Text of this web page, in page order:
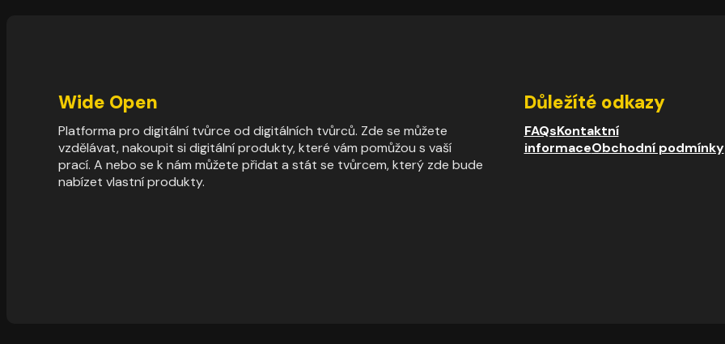
Wide Open
Platforma pro digitální tvůrce od digitálních tvůrců. Zde se můžete
vzdělávat, nakoupit si digitální produkty, které vám pomůžou s vaší
prací. A nebo se k nám můžete přidat a stát se tvůrcem, který zde bude
nabízet vlastní produkty.
Důležíté odkazy
FAQsKontaktní
informaceObchodní podmínky